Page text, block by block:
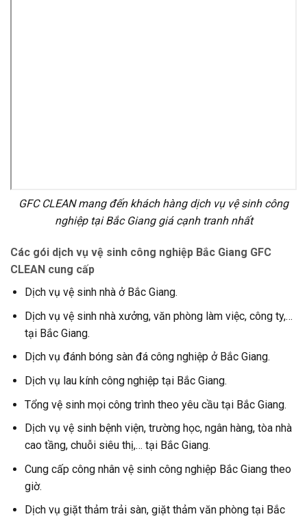
GFC CLEAN mang đến khách hàng dịch vụ vệ sinh công
nghiệp tại Bắc Giang giá cạnh tranh nhất
Các gói dịch vụ vệ sinh công nghiệp Bắc Giang GFC
CLEAN cung cấp
Dịch vụ vệ sinh nhà ở Bắc Giang.
Dịch vụ vệ sinh nhà xưởng, văn phòng làm việc, công ty,…
tại Bắc Giang.
Dịch vụ đánh bóng sàn đá công nghiệp ở Bắc Giang.
Dịch vụ lau kính công nghiệp tại Bắc Giang.
Tổng vệ sinh mọi công trình theo yêu cầu tại Bắc Giang.
Dịch vụ vệ sinh bệnh viện, trường học, ngân hàng, tòa nhà
cao tầng, chuỗi siêu thị,… tại Bắc Giang.
Cung cấp công nhân vệ sinh công nghiệp Bắc Giang theo
giờ.
Dịch vụ giặt thảm trải sàn, giặt thảm văn phòng tại Bắc